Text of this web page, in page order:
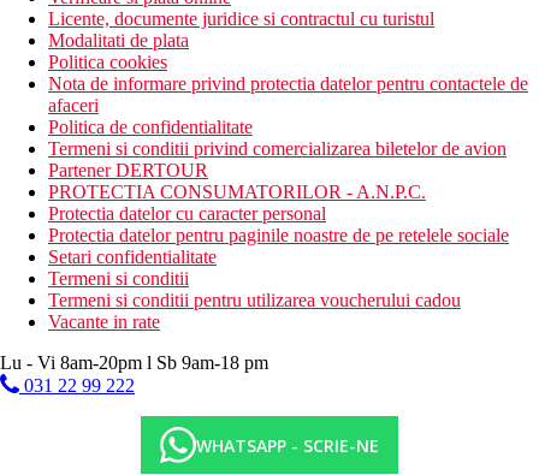
serveste preparate din bucataria italiana, turceasca si din
peste, oferind cele mai rafinate arome ale culturii culinare
regionale.
baruri
restaurant principal
wifi in anumite parti ale hotelului (gratuit)
centru SPA
mini-market
sali de conferinte
salon de infrumusetare (contra cost)
11 piscine (sezlonguri, umbrele si prosoape gratuite)
parc acvatic
terasa
club pentru copii
Spa (contra cost)
servicii medicale (contra cost)
transferuri VIP de la/la aeroport (contra cost)
organizari speciale: aniversări / nunti / cereri in casatorie
(contra cost)
magazine
servicii de spalatorie si curatatorie chimica (contra cost)
pavilion (contra cost)
Licente, documente juridice si contractul cu turistul
Modalitati de plata
Politica cookies
Nota de informare privind protectia datelor pentru contactele de
afaceri
Politica de confidentialitate
Termeni si conditii privind comercializarea biletelor de avion
Partener DERTOUR
PROTECTIA CONSUMATORILOR - A.N.P.C.
Protectia datelor cu caracter personal
Protectia datelor pentru paginile noastre de pe retelele sociale
Setari confidentialitate
Termeni si conditii
Termeni si conditii pentru utilizarea voucherului cadou
Vacante in rate
Lu - Vi 8am-20pm l Sb 9am-18 pm
031 22 99 222
WHATSAPP - SCRIE-NE